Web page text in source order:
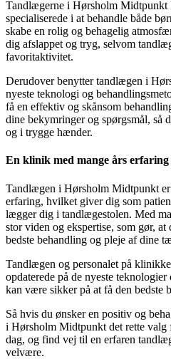
Tandlægerne i Hørsholm Midtpunkt
specialiserede i at behandle både
skabe en rolig og behagelig
dig afslappet og tryg, selvom
favoritaktivitet.
Derudover benytter tandlægen i
nyeste teknologi og
få en effektiv og skånsom
dine bekymringer og spørgsmål, så
og i trygge hænder.
En klinik med mange års erfaring
Tandlægen i Hørsholm Midtpunkt
erfaring, hvilket giver dig som
lægger dig i tandlægestolen. Med
stor viden og ekspertise, som gør,
bedste behandling og pleje af dine
Tandlægen og personalet på
opdaterede på de nyeste
kan være sikker på at få den bedste
Så hvis du ønsker en positiv og
i Hørsholm Midtpunkt det rette
dag, og find vej til en erfaren
velvære.